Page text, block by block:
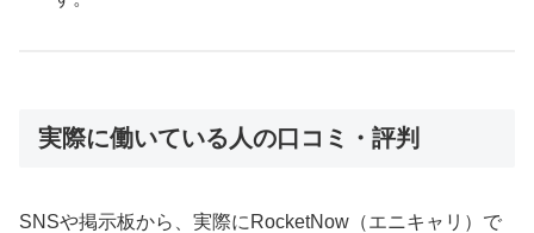
実際に働いている人の口コミ・評判
SNSや掲示板から、実際にRocketNow（エニキャリ）で